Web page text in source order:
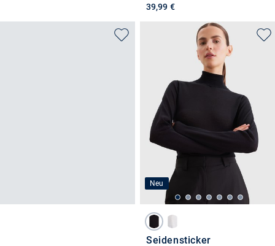
39,99 €
Neu
Seidensticker